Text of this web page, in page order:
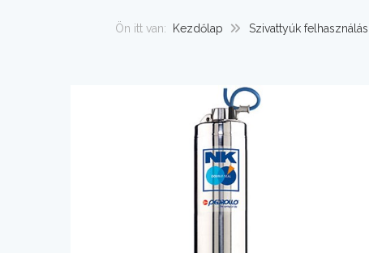
Ön itt van: Kezdőlap Szivattyúk